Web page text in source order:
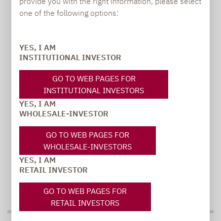
one of the following options:
YES, I AM
INSTITUTIONAL INVESTOR
GO TO WEB PAGES FOR
INSTITUTIONAL INVESTORS
YES, I AM
WHOLESALE-INVESTOR
GO TO WEB PAGES FOR
WHOLESALE-INVESTORS
YES, I AM
RETAIL INVESTOR
GO TO WEB PAGES FOR
RETAIL INVESTORS
PR manager, Communications
carsten.michael@lupusalpha.de
+49 69 / 36 50 58 - 7402
TO OUR PRESS AREA